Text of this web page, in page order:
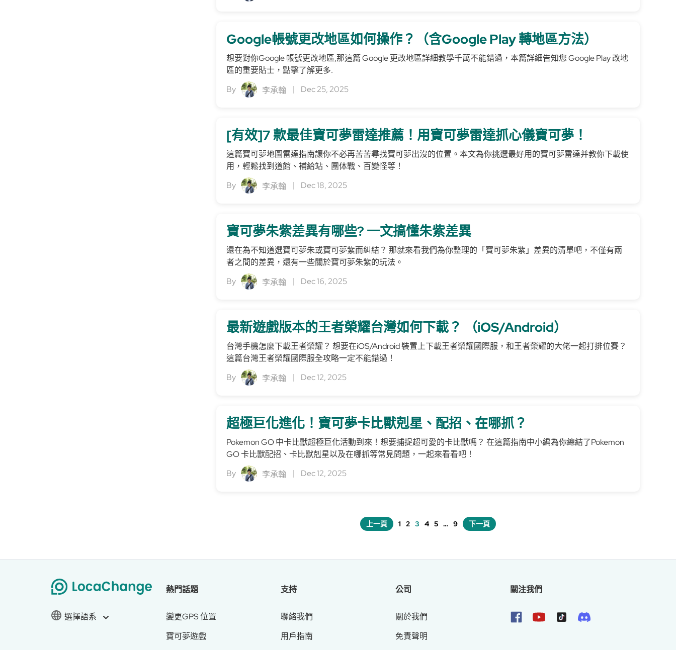
Google帳號更改地區如何操作？（含Google Play 轉地區方法）
想要對你Google 帳號更改地區,那這篇 Google 更改地區詳細教學千萬不能錯過，本篇詳細告知您 Google Play 改地
區的重要貼士，點擊了解更多.
By
李承翰 Dec 25, 2025
[有效]7 款最佳寶可夢雷達推薦！用寶可夢雷達抓心儀寶可夢！
這篇寶可夢地圖雷達指南讓你不必再苦苦尋找寶可夢出沒的位置。本文為你挑選最好用的寶可夢雷達并教你下載使
用，輕鬆找到道館、補給站、團体戰、百變怪等！
By
李承翰 Dec 18, 2025
寶可夢朱紫差異有哪些? 一文搞懂朱紫差異
還在為不知道選寶可夢朱或寶可夢紫而糾結？ 那就來看我們為你整理的「寶可夢朱紫」差異的清單吧，不僅有兩
者之間的差異，還有一些關於寶可夢朱紫的玩法。
By
李承翰 Dec 16, 2025
最新遊戲版本的王者榮耀台灣如何下載？ （iOS/Android）
台灣手機怎麼下載王者榮耀？ 想要在iOS/Android 裝置上下載王者榮耀國際服，和王者榮耀的大佬一起打排位賽？
這篇台灣王者榮耀國際服全攻略一定不能錯過！
By
李承翰 Dec 12, 2025
超極巨化進化！寶可夢卡比獸剋星、配招、在哪抓？
Pokemon GO 中卡比獸超極巨化活動到來！想要捕捉超可愛的卡比獸嗎？ 在這篇指南中小編為你總結了Pokemon
GO 卡比獸配招、卡比獸剋星以及在哪抓等常見問題，一起來看看吧！
By
李承翰 Dec 12, 2025
上一頁 1 2 3 4 5 … 9 下一頁
選擇語系
熱門話題
變更GPS 位置
寶可夢遊戲
支持
聯絡我們
用戶指南
公司
關於我們
免責聲明
關注我們